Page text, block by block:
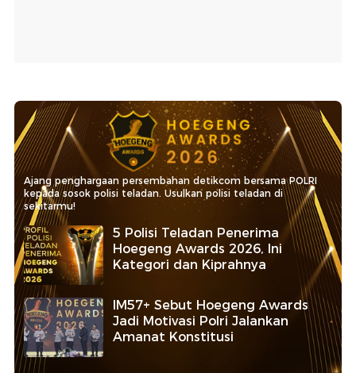
Ajang penghargaan persembahan detikcom bersama POLRI
kepada sosok polisi teladan. Usulkan polisi teladan di
sekitarmu!
5 Polisi Teladan Penerima
Hoegeng Awards 2026, Ini
Kategori dan Kiprahnya
IM57+ Sebut Hoegeng Awards
Jadi Motivasi Polri Jalankan
Amanat Konstitusi